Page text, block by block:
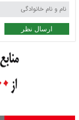
ارسال نظر